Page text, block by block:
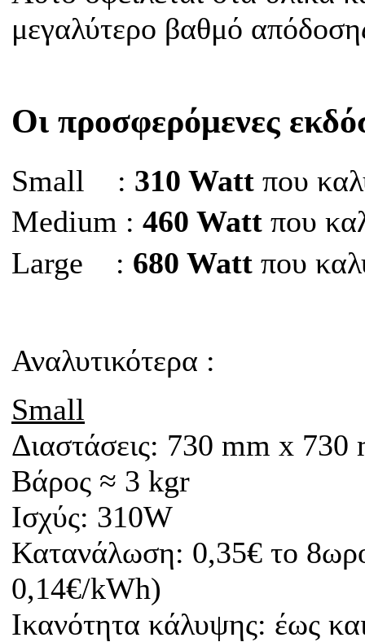
μεγαλύτερο βαθμό
Οι προσφερόμενες
Small : 310 Watt που
Μedium : 460 Watt που
Large : 680 Watt που
Αναλυτικότερα :
Small
Διαστάσεις: 730 mm x 730
Βάρος ≈ 3 kgr
Ισχύς: 310W
Κατανάλωση: 0,35€ το
0,14€/kWh)
Iκανότητα κάλυψης: έως